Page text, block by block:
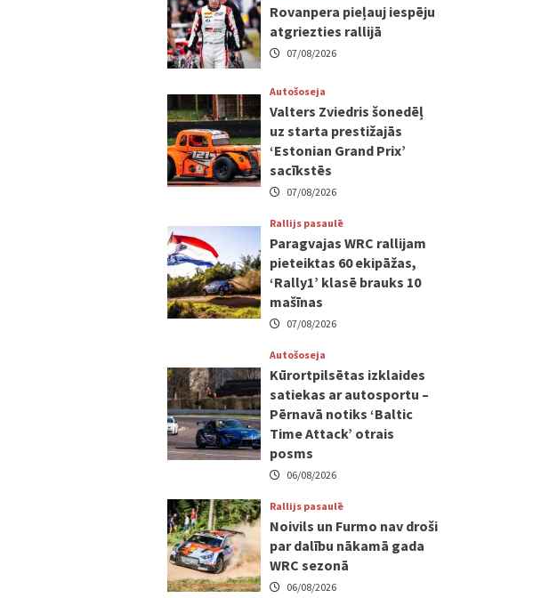
Rovanpera pieļauj iespēju
atgriezties rallijā
07/08/2026
Autošoseja
Valters Zviedris šonedēļ
uz starta prestižajās
‘Estonian Grand Prix’
sacīkstēs
07/08/2026
Rallijs pasaulē
Paragvajas WRC rallijam
pieteiktas 60 ekipāžas,
‘Rally1’ klasē brauks 10
mašīnas
07/08/2026
Autošoseja
Kūrortpilsētas izklaides
satiekas ar autosportu –
Pērnavā notiks ‘Baltic
Time Attack’ otrais
posms
06/08/2026
Rallijs pasaulē
Noivils un Furmo nav droši
par dalību nākamā gada
WRC sezonā
06/08/2026